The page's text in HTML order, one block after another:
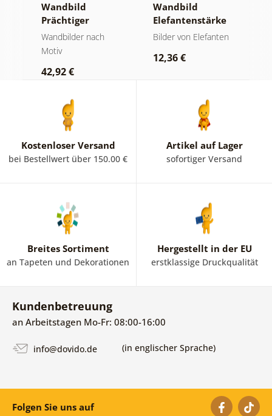
Wandbild
Prächtiger
Berggipfel in
Schwarz-Weiß
Wandbilder nach
Motiv
42,92 €
Wandbild
Elefantenstärke
und Ruhe
Bilder von Elefanten
12,36 €
Kostenloser Versand
bei Bestellwert über 150.00 €
Artikel auf Lager
sofortiger Versand
Breites Sortiment
an Tapeten und Dekorationen
Hergestellt in der EU
erstklassige Druckqualität
Kundenbetreuung
an Arbeitstagen Mo-Fr: 08:00-16:00
info@dovido.de (in englischer Sprache)
Folgen Sie uns auf